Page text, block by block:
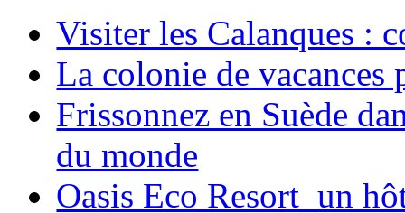
Visiter les Calanques :
La colonie de vacances
Frissonnez en Suède
du monde
Oasis Eco Resort un